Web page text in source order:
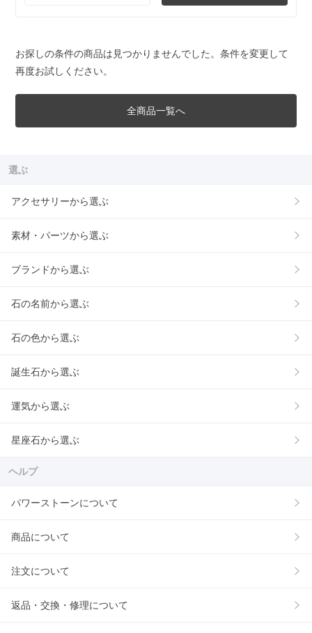
お探しの条件の商品は見つかりませんでした。条件を変更して
再度お試しください。
全商品一覧へ
選ぶ
アクセサリーから選ぶ
素材・パーツから選ぶ
ブランドから選ぶ
石の名前から選ぶ
石の色から選ぶ
誕生石から選ぶ
運気から選ぶ
星座石から選ぶ
ヘルプ
パワーストーンについて
商品について
注文について
返品・交換・修理について